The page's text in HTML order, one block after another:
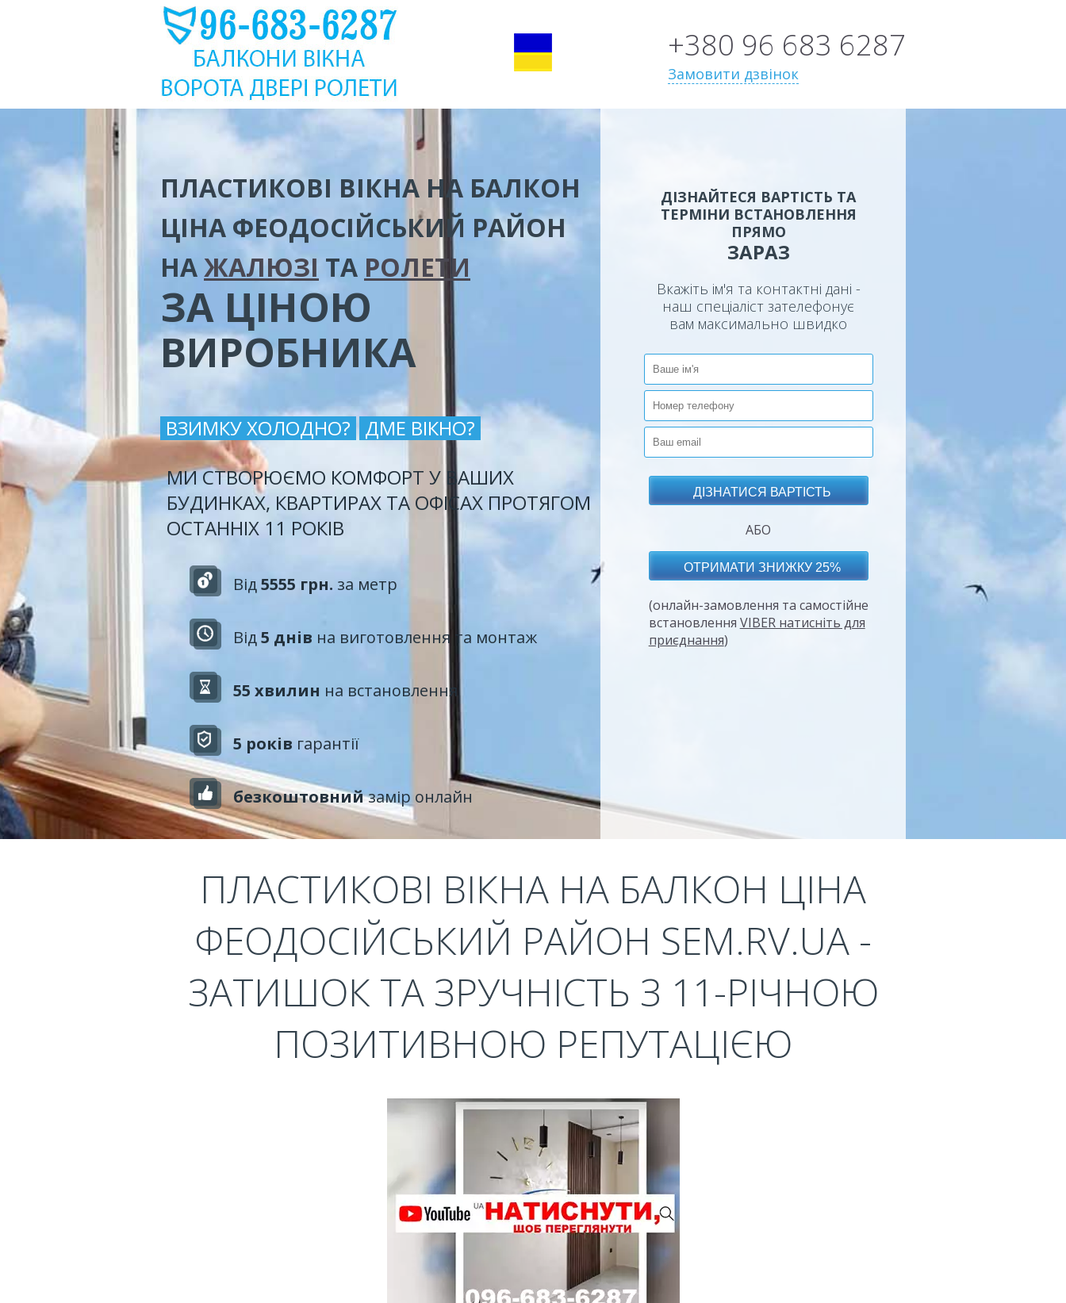
+380 96 683 6287
Замовити дзвінок
ПЛАСТИКОВІ ВІКНА НА БАЛКОН
ЦІНА ФЕОДОСІЙСЬКИЙ РАЙОН
НАЖАЛЮЗІ ТА РОЛЕТИ
ЗА ЦІНОЮ
ВИРОБНИКА
ВЗИМКУ ХОЛОДНО?
ДМЕ ВІКНО?
МИ СТВОРЮЄМО КОМФОРТ У ВАШИХ
БУДИНКАХ, КВАРТИРАХ ТА ОФІСАХ ПРОТЯГОМ
ОСТАННІХ 11 РОКІВ
Від5555 грн. за метр
Від5 днів на виготовлення та монтаж
55 хвилин на встановлення
5 років гарантії
безкоштовнийзамір онлайн
ДІЗНАЙТЕСЯ ВАРТІСТЬ ТА
ТЕРМІНИ ВСТАНОВЛЕННЯ
ПРЯМО
ЗАРАЗ
Вкажіть ім'я та контактні дані -
наш спеціаліст зателефонує
вам максимально швидко
АБО
(онлайн-замовлення та самостійне
встановлення VIBER натисніть для
приєднання)
ПЛАСТИКОВІ ВІКНА НА БАЛКОН ЦІНА
ФЕОДОСІЙСЬКИЙ РАЙОН SEM.RV.UA -
ЗАТИШОК ТА ЗРУЧНІСТЬ З 11-РІЧНОЮ
ПОЗИТИВНОЮ РЕПУТАЦІЄЮ